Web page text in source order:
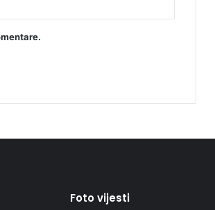
Foto vijesti